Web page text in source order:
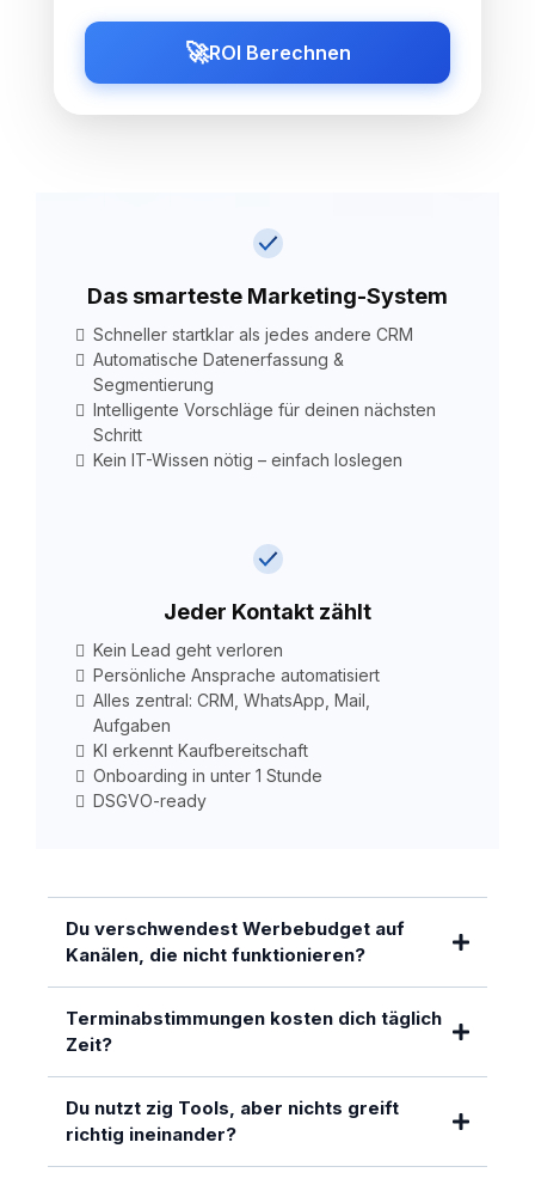
🚀ROI Berechnen
Das smarteste Marketing-System
Schneller startklar als jedes andere CRM
Automatische Datenerfassung &
Segmentierung
Intelligente Vorschläge für deinen nächsten
Schritt
Kein IT-Wissen nötig – einfach loslegen
Jeder Kontakt zählt
Kein Lead geht verloren
Persönliche Ansprache automatisiert
Alles zentral: CRM, WhatsApp, Mail,
Aufgaben
KI erkennt Kaufbereitschaft
Onboarding in unter 1 Stunde
DSGVO-ready
Du verschwendest Werbebudget auf
Kanälen, die nicht funktionieren?
Terminabstimmungen kosten dich täglich
Zeit?
Du nutzt zig Tools, aber nichts greift
richtig ineinander?